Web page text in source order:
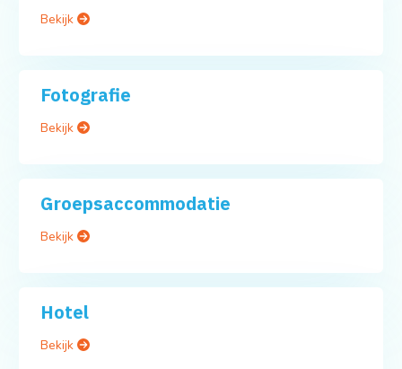
Bekijk
Fotografie
Bekijk
Groepsaccommodatie
Bekijk
Hotel
Bekijk